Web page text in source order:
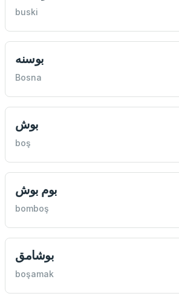
buski
بوسنه
Bosna
بوش
boş
بوم بوش
bomboş
بوشامق
boşamak